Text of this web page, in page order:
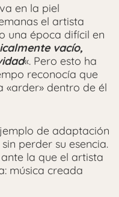
en la piel
el artista
una época difícil en
vacío,
«. Pero esto ha
reconocía que
«arder» dentro de él
de adaptación
perder su esencia.
la que el artista
música creada